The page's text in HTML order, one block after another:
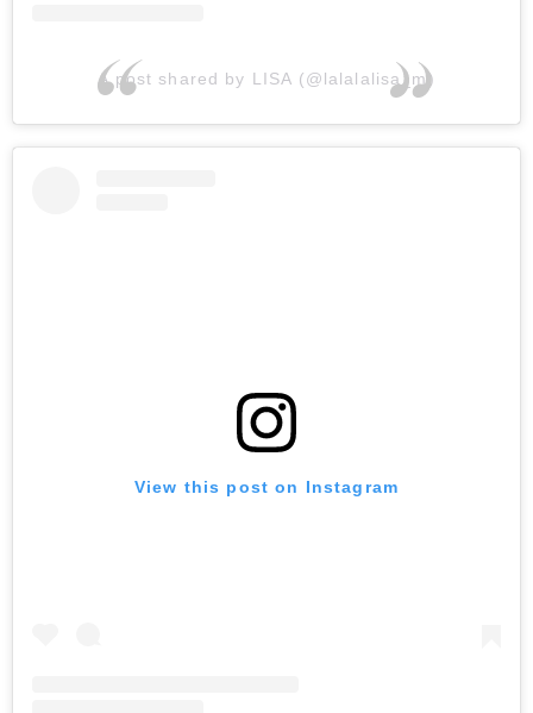
A post shared by LISA (@lalalalisa_m)
View this post on Instagram